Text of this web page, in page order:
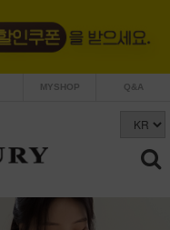
MYSHOP Q&A